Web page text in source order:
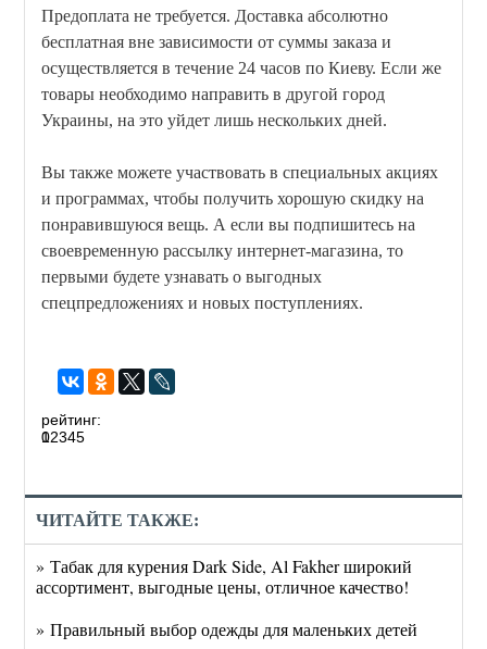
Предоплата не требуется. Доставка абсолютно
бесплатная вне зависимости от суммы заказа и
осуществляется в течение 24 часов по Киеву. Если же
товары необходимо направить в другой город
Украины, на это уйдет лишь нескольких дней.
Вы также можете участвовать в специальных акциях
и программах, чтобы получить хорошую скидку на
понравившуюся вещь. А если вы подпишитесь на
своевременную рассылку интернет-магазина, то
первыми будете узнавать о выгодных
спецпредложениях и новых поступлениях.
рейтинг:
0
12345
ЧИТАЙТЕ ТАКЖЕ:
» Табак для курения Dark Side, Al Fakher широкий
ассортимент, выгодные цены, отличное качество!
» Правильный выбор одежды для маленьких детей